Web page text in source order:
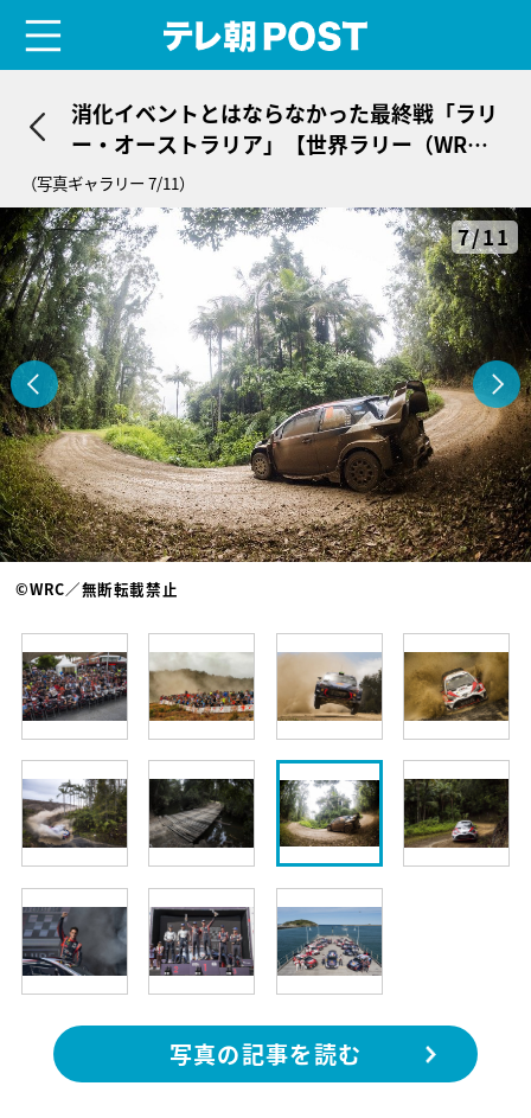
消化イベントとはならなかった最終戦「ラリ
ー・オーストラリア」【世界ラリー（WR
C）】
（写真ギャラリー 7/11）
7/11
©WRC／無断転載禁止
写真の記事を読む